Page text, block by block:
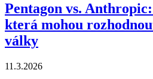
Pentagon vs.
která mohou
války
11.3.2026